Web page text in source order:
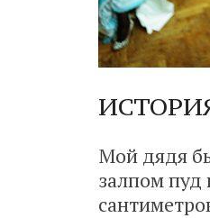
Мой дядя
залпом пуд